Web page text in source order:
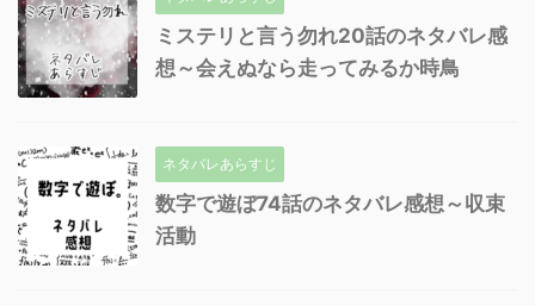
ミステリと言う勿れ20話のネタバレ感
想～会えぬなら走ってみるか時鳥
ネタバレあらすじ
数字で遊ぼ74話のネタバレ感想～収束
活動